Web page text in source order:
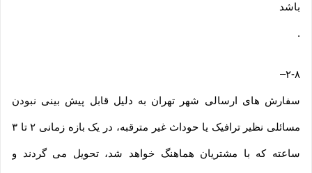
باشد
.
۲-۸–
سفارش های ارسالی شهر تهران به دلیل قابل پیش بینی نبودن
مسائلی نظیر ترافیک یا حوداث غیر مترقبه، در یک بازه زمانی ۲ تا ۳
ساعته که با مشتریان هماهنگ خواهد شد، تحویل می گردند و